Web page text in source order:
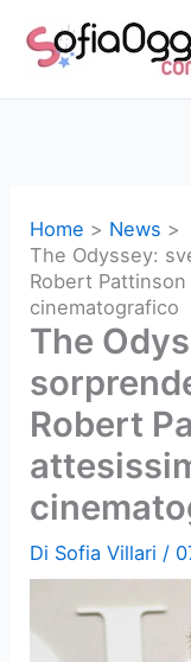
Home
News
The Odyssey:
Robert
cinematografico
The
Robert
Di Sofia Villari /